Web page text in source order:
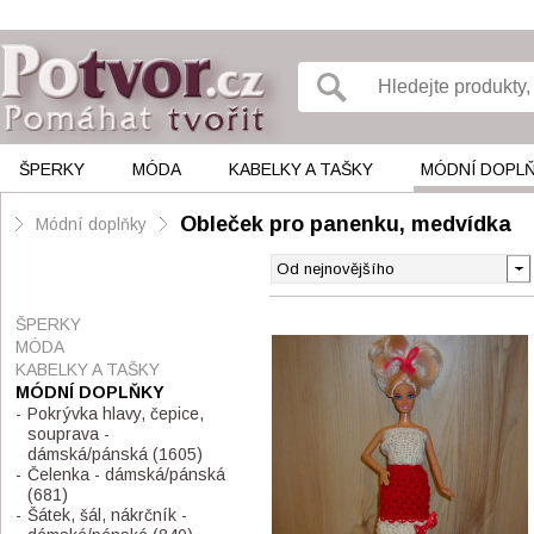
ŠPERKY MÓDA KABELKY A TAŠKY MÓDNÍ
Módní doplňky Obleček pro panenku, medvídka
ŠPERKY
MÓDA
KABELKY A TAŠKY
MÓDNÍ DOPLŇKY
Pokrývka hlavy, čepice,
souprava -
dámská/pánská (1605)
Čelenka - dámská/pánská
(681)
Šátek, šál, nákrčník -